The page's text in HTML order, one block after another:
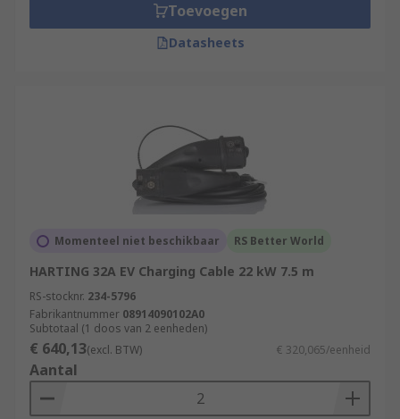
Toevoegen
Datasheets
Momenteel niet beschikbaar RS Better World
HARTING 32A EV Charging Cable 22 kW 7.5 m
RS-stocknr. 234-5796
Fabrikantnummer 08914090102A0
Subtotaal (1 doos van 2 eenheden)
€ 640,13(excl. BTW) € 320,065/eenheid
Aantal